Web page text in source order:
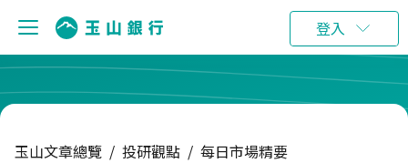
登入
玉山文章總覽 / 投研觀點 / 每日市場精要